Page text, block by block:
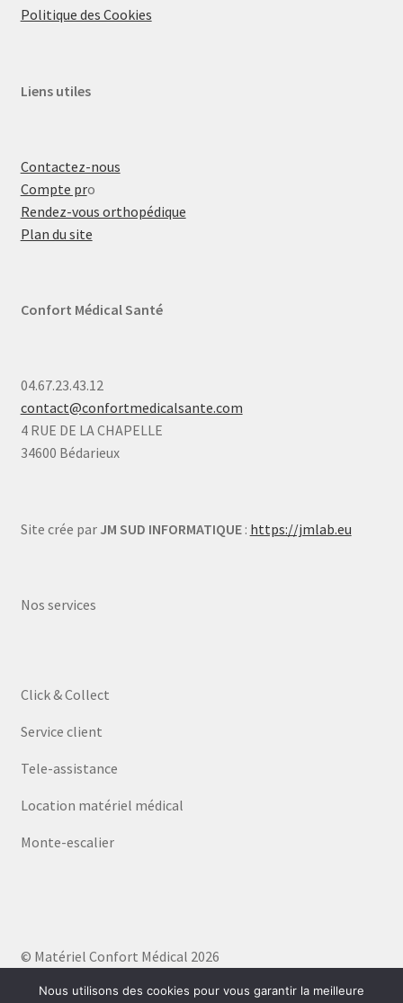
Politique des Cookies
Liens utiles
Contactez-nous
Compte pro
Rendez-vous orthopédique
Plan du site
Confort Médical Santé
04.67.23.43.12
contact@confortmedicalsante.com
4 RUE DE LA CHAPELLE
34600 Bédarieux
Site crée par JM SUD INFORMATIQUE: https://jmlab.eu
Nos services
Click & Collect
Service client
Tele-assistance
Location matériel médical
Monte-escalier
© Matériel Confort Médical 2026
Nous utilisons des cookies pour vous garantir la meilleure